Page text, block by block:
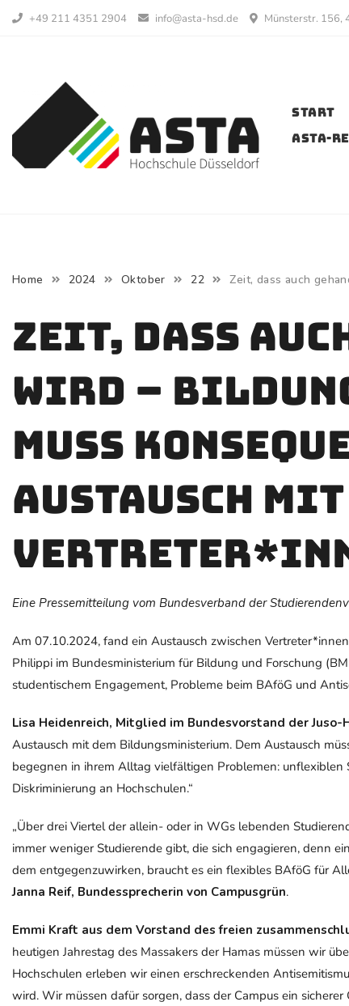
Skip
+49 211 4351 2904 info@asta-hsd.de Münsterstr. 156,
Start
AStA-
Home 2024 Oktober 22 Zeit, dass auch
Zeit, dass
wird –
muss
Austausch
Eine Pressemitteilung vom Bundesverband der
Am 07.10.2024, fand ein Austausch zwischen
Philippi im Bundesministerium für Bildung und Forschung
studentischem Engagement, Probleme beim BAföG und
Lisa Heidenreich, Mitglied im Bundesvorstand der
Austausch mit dem Bildungsministerium. Dem Austausch
begegnen in ihrem Alltag vielfältigen Problemen:
Diskriminierung an Hochschulen.“
„Über drei Viertel der allein- oder in WGs lebenden
immer weniger Studierende gibt, die sich engagieren, denn
dem entgegenzuwirken, braucht es ein flexibles BAföG für
Janna Reif, Bundessprecherin von Campusgrün.
Emmi Kraft aus dem Vorstand des freien
heutigen Jahrestag des Massakers der Hamas müssen wir
Hochschulen erleben wir einen erschreckenden
wird. Wir müssen dafür sorgen, dass der Campus ein